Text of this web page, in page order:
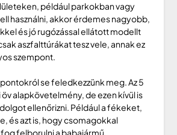
például parkokban vagy
használni, akkor érdemes nagyobb,
és jó rugózással ellátott modellt
aszfalttúrákat tesz vele, annak ez
szempont.
se feledkezzünk meg. Az 5
alapkövetelmény, de ezen kívül is
ellenőrizni. Például a fékeket,
és azt is, hogy csomagokkal
felborulni a babajármű.